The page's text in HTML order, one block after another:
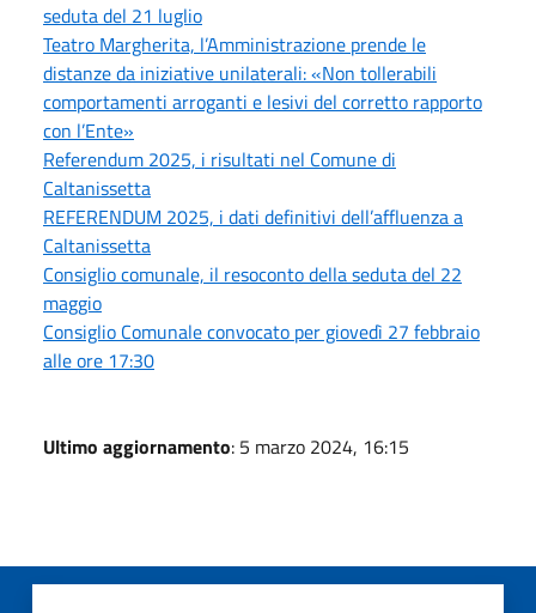
seduta del 21 luglio
Teatro Margherita, l’Amministrazione prende le
distanze da iniziative unilaterali: «Non tollerabili
comportamenti arroganti e lesivi del corretto rapporto
con l’Ente»
Referendum 2025, i risultati nel Comune di
Caltanissetta
REFERENDUM 2025, i dati definitivi dell’affluenza a
Caltanissetta
Consiglio comunale, il resoconto della seduta del 22
maggio
Consiglio Comunale convocato per giovedì 27 febbraio
alle ore 17:30
Ultimo aggiornamento: 5 marzo 2024, 16:15